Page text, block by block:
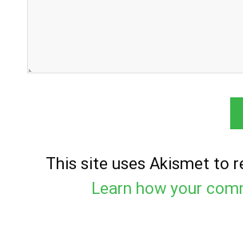
This site uses Akismet to
Learn how your